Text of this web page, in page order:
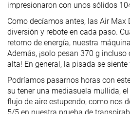
impresionaron con unos sólidos
Como decíamos antes, las Air Max
diversión y rebote en cada paso.
retorno de energía, nuestra
Además, ¡solo pesan 370 g
alta! En general, la pisada se siente
Podríamos pasarnos horas con
su tener una mediasuela mullida,
flujo de aire estupendo, como nos